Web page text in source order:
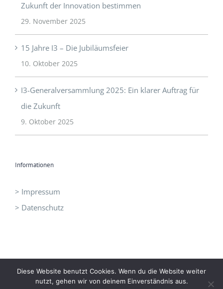
Zukunft der Innovation bestimmen
29. November 2025
15 Jahre I3 – Die Jubiläumsfeier
10. Oktober 2025
I3-Generalversammlung 2025: Ein klarer Auftrag für
die Zukunft
9. Oktober 2025
Informationen
> Impressum
> Datenschutz
I3 - Initiative Intelligent Innovation |office@idrei.at
Diese Website benutzt Cookies. Wenn du die Website weiter
nutzt, gehen wir von deinem Einverständnis aus.